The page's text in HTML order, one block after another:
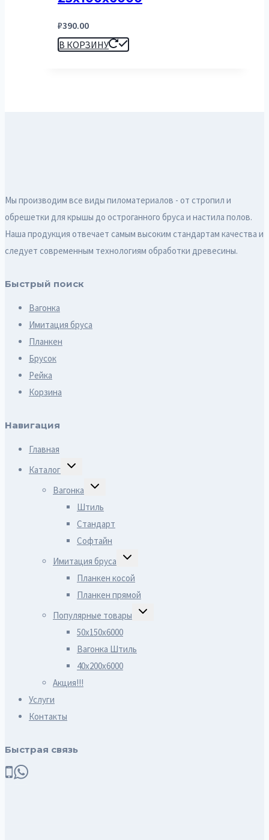
₽390.00
В КОРЗИНУ
Мы производим все виды пиломатериалов - от стропил и
обрешетки для крышы до остроганного бруса и настила полов.
Наша продукция отвечает самым высоким стандартам качества и
следует современным технологиям обработки древесины.
Быстрый поиск
Вагонка
Имитация бруса
Планкен
Брусок
Рейка
Корзина
Навигация
Главная
Каталог
ПЕРЕКЛЮЧИТЬ
ДОЧЕРНЕЕ
Вагонка
ПЕРЕКЛЮЧИТЬ
ДОЧЕРНЕЕ
Штиль
Стандарт
Софтайн
Имитация бруса
ПЕРЕКЛЮЧИТЬ
ДОЧЕРНЕЕ
Планкен косой
Планкен прямой
Популярные товары
ПЕРЕКЛЮЧИТЬ
ДОЧЕРНЕЕ
50х150х6000
Вагонка Штиль
40х200х6000
Акция!!!
Услуги
Контакты
Быстрая связь